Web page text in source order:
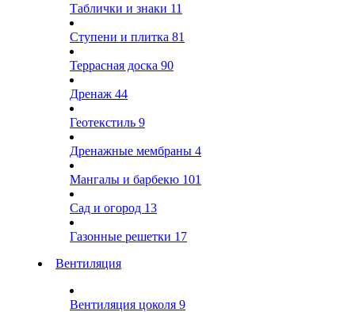
Таблички и знаки 11
Ступени и плитка 81
Террасная доска 90
Дренаж 44
Геотекстиль 9
Дренажные мембраны 4
Мангалы и барбекю 101
Сад и огород 13
Газонные решетки 17
Вентиляция
Вентиляция цоколя 9